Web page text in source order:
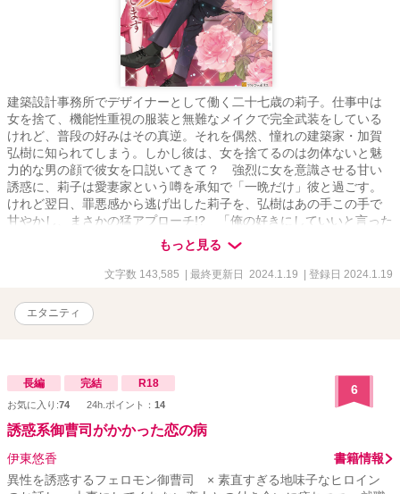
建築設計事務所でデザイナーとして働く二十七歳の莉子。仕事中は
女を捨て、機能性重視の服装と無難なメイクで完全武装をしている
けれど、普段の好みはその真逆。それを偶然、憧れの建築家・加賀
弘樹に知られてしまう。しかし彼は、女を捨てるのは勿体ないと魅
力的な男の顔で彼女を口説いてきて？ 強烈に女を意識させる甘い
誘惑に、莉子は愛妻家という噂を承知で「一晩だけ」彼と過ごす。
けれど翌日、罪悪感から逃げ出した莉子を、弘樹はあの手この手で
甘やかし、まさかの猛アプローチ!? 「俺の好きにしていいと言った
のは、君だ」ワケアリ御曹司に甘く攻め落とされる、極上ラブスト
もっと見る
文字数 143,585 | 最終更新日 2024.1.19 | 登録日 2024.1.19
エタニティ
長編 完結 R18
お気に入り:74 24h.ポイント： 14
6
誘惑系御曹司がかかった恋の病
伊東悠香
書籍情報
異性を誘惑するフェロモン御曹司 × 素直すぎる地味子なヒロイン